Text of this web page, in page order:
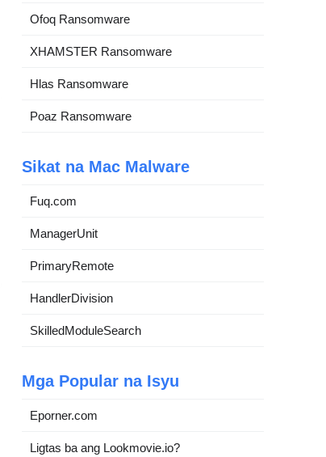
Ofoq Ransomware
XHAMSTER Ransomware
Hlas Ransomware
Poaz Ransomware
Sikat na Mac Malware
Fuq.com
ManagerUnit
PrimaryRemote
HandlerDivision
SkilledModuleSearch
Mga Popular na Isyu
Eporner.com
Ligtas ba ang Lookmovie.io?